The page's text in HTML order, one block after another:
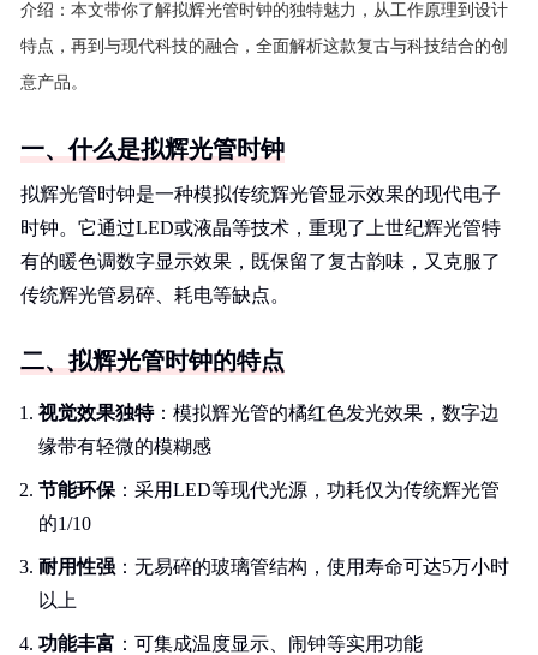
介绍： 本文带你了解拟辉光管时钟的独特魅力，从工作原理到设计
特点，再到与现代科技的融合，全面解析这款复古与科技结合的创
意产品。
一、什么是拟辉光管时钟
拟辉光管时钟是一种模拟传统辉光管显示效果的现代电子
时钟。它通过LED或液晶等技术，重现了上世纪辉光管特
有的暖色调数字显示效果，既保留了复古韵味，又克服了
传统辉光管易碎、耗电等缺点。
二、拟辉光管时钟的特点
视觉效果独特：模拟辉光管的橘红色发光效果，数字边
缘带有轻微的模糊感
节能环保 ：采用LED等现代光源，功耗仅为传统辉光管
的1/10
耐用性强 ：无易碎的玻璃管结构，使用寿命可达5万小时
以上
功能丰富 ：可集成温度显示、闹钟等实用功能